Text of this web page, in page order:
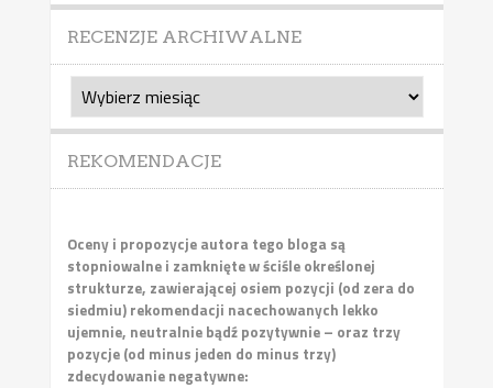
RECENZJE ARCHIWALNE
Recenzje
archiwalne
REKOMENDACJE
Oceny i propozycje autora tego bloga są
stopniowalne i zamknięte w ściśle określonej
strukturze, zawierającej osiem pozycji (od zera do
siedmiu) rekomendacji nacechowanych lekko
ujemnie, neutralnie bądź pozytywnie – oraz trzy
pozycje (od minus jeden do minus trzy)
zdecydowanie negatywne: